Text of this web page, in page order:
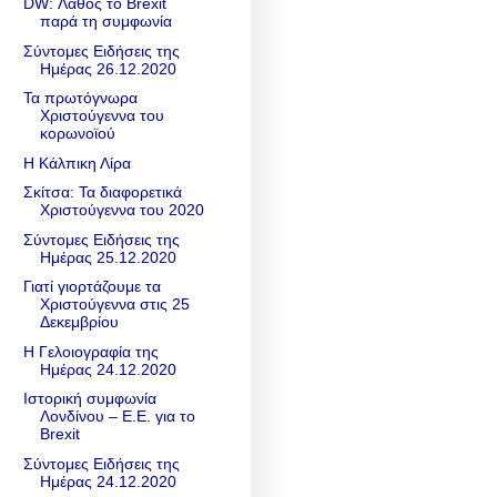
DW: Λάθος το Brexit
παρά τη συμφωνία
Σύντομες Ειδήσεις της
Ημέρας 26.12.2020
Τα πρωτόγνωρα
Χριστούγεννα του
κορωνοϊού
Η Κάλπικη Λίρα
Σκίτσα: Τα διαφορετικά
Χριστούγεννα του 2020
Σύντομες Ειδήσεις της
Ημέρας 25.12.2020
Γιατί γιορτάζουμε τα
Χριστούγεννα στις 25
Δεκεμβρίου
Η Γελοιογραφία της
Ημέρας 24.12.2020
Ιστορική συμφωνία
Λονδίνου – Ε.Ε. για το
Brexit
Σύντομες Ειδήσεις της
Ημέρας 24.12.2020